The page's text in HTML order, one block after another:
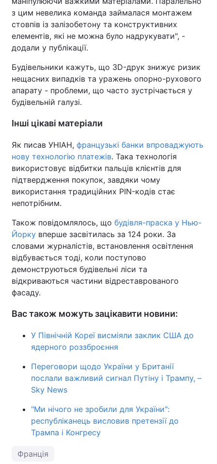
з цим невелика команда займалася монтажем
стовпів із залізобетону та конструктивних
елементів, які не можна було надрукувати", -
додали у публікації.
Будівельники кажуть, що 3D-друк знижує ризик
нещасних випадків та уражень опорно-рухового
апарату - проблеми, що часто зустрічається у
будівельній галузі.
Інші цікаві матеріали
Як писав УНІАН, французькі банки впроваджують
нову технологію платежів. Така технологія
використовує відбитки пальців клієнтів для
підтвердження покупок, завдяки чому
використання традиційних PIN-кодів стає
непотрібним.
Також повідомлялось, що будівля-праска у Нью-
Йорку вперше засвітилась за 124 роки. За
словами журналістів, встановлення освітлення
відбувається тоді, коли поступово
демонструються будівельні ліси та
відкриваються частини відреставрованого
фасаду.
Вас також можуть зацікавити новини:
У Північній Кореї висміяли заклик США до
ядерного роззброєння
Переговори щодо України у Британії
послали важливий сигнал Путіну і Трампу, –
Sky News
"Ми нічого не зробили для України":
республіканець висловив претензії до
Трампа і Конгресу
Франція